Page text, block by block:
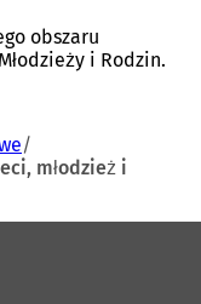
obszaru
i Rodzin.
młodzież i